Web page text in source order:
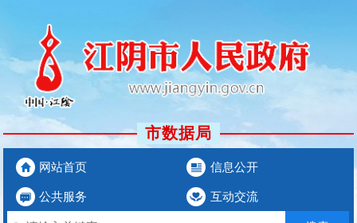
市数据局
网站首页 信息公开
公共服务 互动交流